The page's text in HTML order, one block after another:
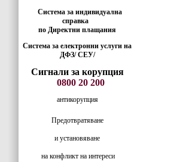
Система за индивидуална
справка
по Директни плащания
Система за електронни услуги на
ДФЗ/ СЕУ/
Сигнали за корупция
0800 20 200
антикорупция
Предотвратяване
и установяване
на конфликт на интереси